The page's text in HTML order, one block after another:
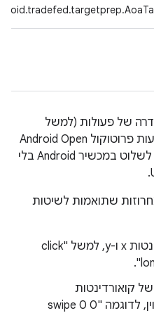
של פעולות (למשל
קליקים ותנועות החלקה) באמצעות פרוטוקול Android Open
Accessory‏ (AOAv2). כך אפשר לשלוט במכשיר Android בלי
שתואמות לשיטות
לוחצים באמצעות קואורדינטות x ו-y, למשל "click
קואורדינטות
במספר אלפיות שנייה שצוין, לדוגמה "swipe 0 0